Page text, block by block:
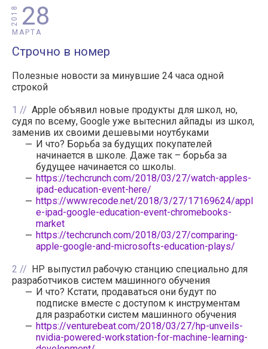
28
МАРТА
2018
Строчно в номер
Полезные новости за минувшие 24 часа одной
строкой
1
Apple объявил новые продукты для школ, но,
судя по всему, Google уже вытеснил айпады из школ,
заменив их своими дешевыми ноутбуками
И что? Борьба за будущих покупателей
начинается в школе. Даже так – борьба за
будущее начинается со школы.
https://techcrunch.com/2018/03/27/watch-apples-
ipad-education-event-here/
https://www.recode.net/2018/3/27/17169624/appl
e-ipad-google-education-event-chromebooks-
market
https://techcrunch.com/2018/03/27/comparing-
apple-google-and-microsofts-education-plays/
2
HP выпустил рабочую станцию специально для
разработчиков систем машинного обучения
И что? Кстати, продаваться они будут по
подписке вместе с доступом к инструментам
для разработки систем машинного обучения
https://venturebeat.com/2018/03/27/hp-unveils-
nvidia-powered-workstation-for-machine-learning-